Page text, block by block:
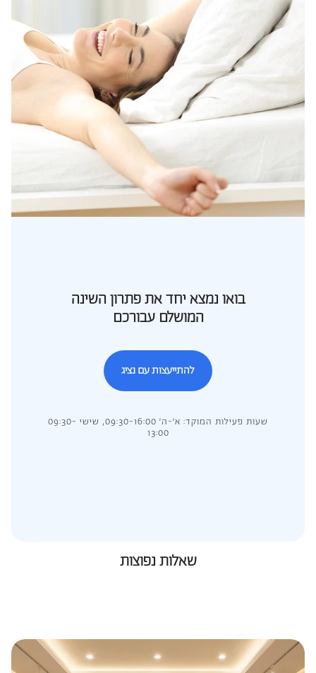
בואו נמצא יחד את פתרון השינה
המושלם עבורכם
להתייעצות עם נציג
שעות פעילות המוקד: א’-ה’ 09:30-16:00, שישי 09:30-
13:00
שאלות נפוצות